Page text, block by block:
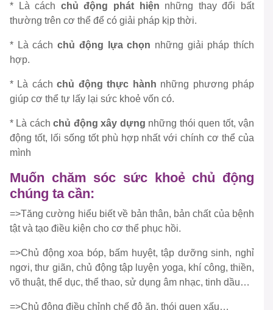
* Là cách chủ động phát hiện những thay đổi bất
thường trên cơ thể để có giải pháp kịp thời.
* Là cáchchủ động lựa chọn những giải pháp thích
hợp.
* Là cáchchủ động thực hành những phương pháp
giúp cơ thể tự lấy lại sức khoẻ vốn có.
* Là cáchchủ động xây dựng những thói quen tốt, vận
động tốt, lối sống tốt phù hợp nhất với chính cơ thể của
mình
Muốn chăm sóc sức khoẻ chủ động
chúng ta cần:
=>Tăng cường hiểu biết về bản thân, bản chất của bệnh
tật và tạo điều kiện cho cơ thể phục hồi.
=>Chủ động xoa bóp, bấm huyệt, tập dưỡng sinh, nghỉ
ngơi, thư giãn, chủ động tập luyện yoga, khí công, thiền,
võ thuật, thể dục, thể thao, sử dụng âm nhạc, tinh dầu…
=>Chủ động điều chỉnh chế độ ăn, thói quen xấu…